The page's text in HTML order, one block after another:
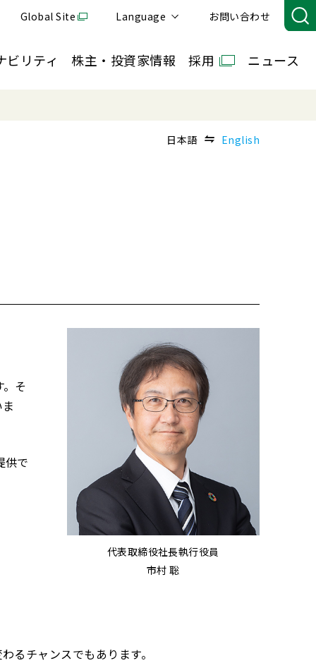
Global Site Language お問い合わせ
ビリティ 株主・投資家情報 採用 ニュース
日本語 English
そ
供で
代表取締役社長執行役員
市村 聡
るチャンスでもあります。